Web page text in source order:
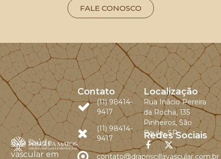
FALE CONOSCO
Sua saúde
vascular em
Contato
(11) 98414-
9417
(11) 98414-
9417
contato@drapriscillavascular.com.br
Localização
Rua Inácio Pereira
da Rocha, 135
Pinheiros, São
Paulo- SP
Redes Sociais